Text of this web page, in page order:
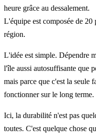
heure grâce au dessalement.
L'équipe est composée de 20
région.
L'idée est simple. Dépendre
l'île aussi autosuffisante que
mais parce que c'est la seule
fonctionner sur le long terme.
Ici, la durabilité n'est pas
toutes. C'est quelque chose